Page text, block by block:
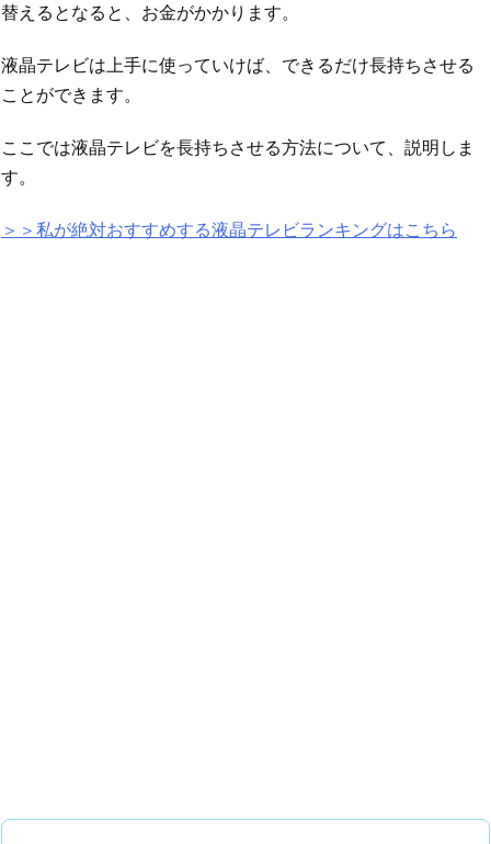
替えるとなると、お金がかかります。
液晶テレビは上手に使っていけば、できるだけ長持ちさせる
ことができます。
ここでは液晶テレビを長持ちさせる方法について、説明しま
す。
＞＞私が絶対おすすめする液晶テレビランキングはこちら